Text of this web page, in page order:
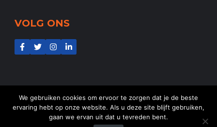
VOLG ONS
@2025NL-Aid- Alle rechten voorbehouden
We gebruiken cookies om ervoor te zorgen dat je de beste
ervaring hebt op onze website. Als u deze site blijft gebruiken,
gaan we ervan uit dat u tevreden bent.